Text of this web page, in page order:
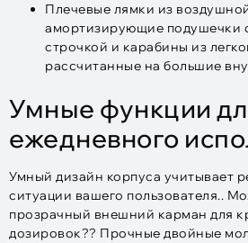
Плечевые лямки из
амортизирующие подушечки
строчкой и карабины из
рассчитанные на большие
Умные функции
ежедневного
Умный дизайн корпуса учитывает
ситуации вашего пользователя..
прозрачный внешний карман для
дозировок?? Прочные двойные